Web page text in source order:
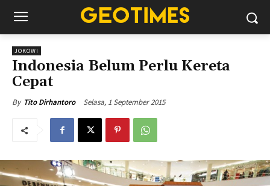
JOKOWI
Indonesia Belum Perlu Kereta
Cepat
By Tito Dirhantoro Selasa, 1 September 2015